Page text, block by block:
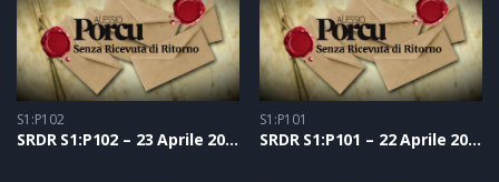
S1:P102
SRDR S1:P102 – 23 Aprile 2021
S1:P101
SRDR S1:P101 – 22 Aprile 2021